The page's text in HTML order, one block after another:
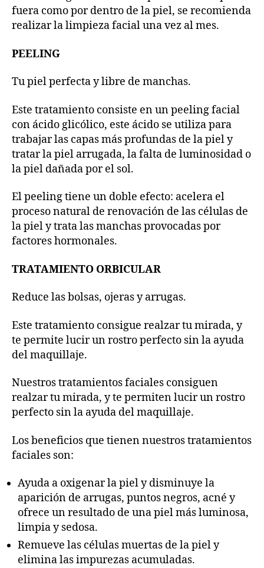
fuera como por dentro de la piel, se recomienda
realizar la limpieza facial una vez al mes.
PEELING
Tu piel perfecta y libre de manchas.
Este tratamiento consiste en un peeling facial
con ácido glicólico, este ácido se utiliza para
trabajar las capas más profundas de la piel y
tratar la piel arrugada, la falta de luminosidad o
la piel dañada por el sol.
El peeling tiene un doble efecto: acelera el
proceso natural de renovación de las células de
la piel y trata las manchas provocadas por
factores hormonales.
TRATAMIENTO ORBICULAR
Reduce las bolsas, ojeras y arrugas.
Este tratamiento consigue realzar tu mirada, y
te permite lucir un rostro perfecto sin la ayuda
del maquillaje.
Nuestros tratamientos faciales consiguen
realzar tu mirada, y te permiten lucir un rostro
perfecto sin la ayuda del maquillaje.
Los beneficios que tienen nuestros tratamientos
faciales son:
Ayuda a oxigenar la piel y disminuye la
aparición de arrugas, puntos negros, acné y
ofrece un resultado de una piel más luminosa,
limpia y sedosa.
Remueve las células muertas de la piel y
elimina las impurezas acumuladas.